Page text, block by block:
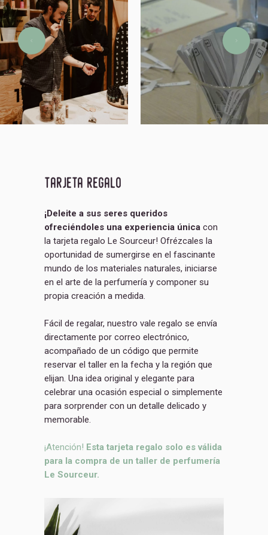
tarjeta regalo
¡Deleite a sus seres queridos
ofreciéndoles una experiencia única con
la tarjeta regalo Le Sourceur! Ofrézcales la
oportunidad de sumergirse en el fascinante
mundo de los materiales naturales, iniciarse
en el arte de la perfumería y componer su
propia creación a medida.
Fácil de regalar, nuestro vale regalo se envía
directamente por correo electrónico,
acompañado de un código que permite
reservar el taller en la fecha y la región que
elijan. Una idea original y elegante para
celebrar una ocasión especial o simplemente
para sorprender con un detalle delicado y
memorable.
¡Atención! Esta tarjeta regalo solo es válida
para la compra de un taller de perfumería
Le Sourceur.